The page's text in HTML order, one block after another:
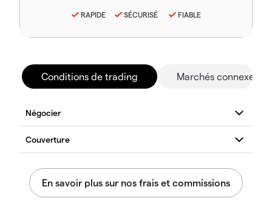
RAPIDE SÉCURISÉ FIABLE
Conditions de trading Marchés connexes